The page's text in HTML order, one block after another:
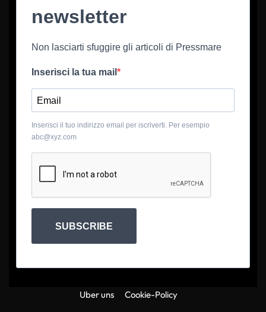
newsletter
Non lasciarti sfuggire gli articoli di Pressmare
Inserisci la tua mail
Inserisci il tuo indirizzo email per iscriverti. Per esempio
abc@xyz.com
SUBSCRIBE
Uber uns Cookie-Policy